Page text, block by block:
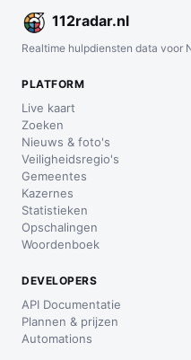
112radar.nl
Realtime hulpdiensten data voor
PLATFORM
Live kaart
Zoeken
Nieuws & foto's
Veiligheidsregio's
Gemeentes
Kazernes
Statistieken
Opschalingen
Woordenboek
DEVELOPERS
API Documentatie
Plannen & prijzen
Automations